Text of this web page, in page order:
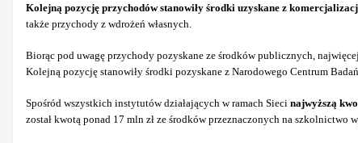
Kolejną pozycję przychodów stanowiły środki uzyskane z
także przychody z wdrożeń własnych.
Biorąc pod uwagę przychody pozyskane ze środków publicznych, najwięcej
Kolejną pozycję stanowiły środki pozyskane z Narodowego Centrum
Spośród wszystkich instytutów działających w ramach Sieci najwyższą
został kwotą ponad 17 mln zł ze środków przeznaczonych na szkolnictwo